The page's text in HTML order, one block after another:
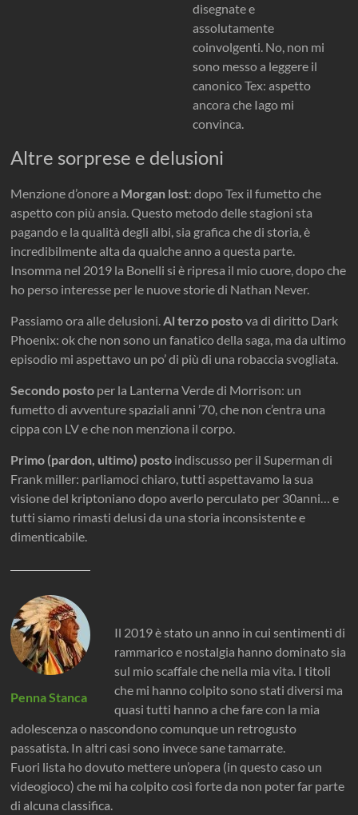
disegnate e
assolutamente
coinvolgenti. No, non mi
sono messo a leggere il
canonico Tex: aspetto
ancora che Iago mi
convinca.
Altre sorprese e delusioni
Menzione d’onore a Morgan lost: dopo Tex il fumetto che
aspetto con più ansia. Questo metodo delle stagioni sta
pagando e la qualità degli albi, sia grafica che di storia, è
incredibilmente alta da qualche anno a questa parte.
Insomma nel 2019 la Bonelli si è ripresa il mio cuore, dopo che
ho perso interesse per le nuove storie di Nathan Never.
Passiamo ora alle delusioni.Al terzo postova di diritto Dark
Phoenix: ok che non sono un fanatico della saga, ma da ultimo
episodio mi aspettavo un po’ di più di una robaccia svogliata.
Secondo posto per la Lanterna Verde di Morrison: un
fumetto di avventure spaziali anni ’70, che non c’entra una
cippa con LV e che non menziona il corpo.
Primo (pardon, ultimo) posto indiscusso per il Superman di
Frank miller: parliamoci chiaro, tutti aspettavamo la sua
visione del kriptoniano dopo averlo perculato per 30anni… e
tutti siamo rimasti delusi da una storia inconsistente e
dimenticabile.
Penna Stanca
Il 2019 è stato un anno in cui sentimenti di
rammarico e nostalgia hanno dominato sia
sul mio scaffale che nella mia vita. I titoli
che mi hanno colpito sono stati diversi ma
quasi tutti hanno a che fare con la mia
adolescenza o nascondono comunque un retrogusto
passatista. In altri casi sono invece sane tamarrate.
Fuori lista ho dovuto mettere un’opera (in questo caso un
videogioco) che mi ha colpito così forte da non poter far parte
di alcuna classifica.